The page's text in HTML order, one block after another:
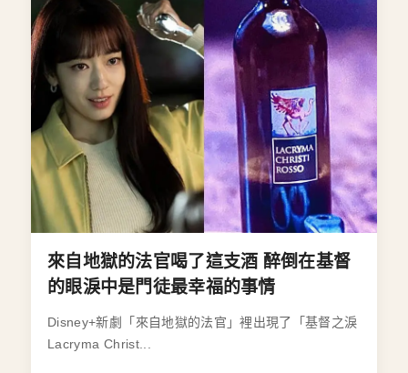
來自地獄的法官喝了這支酒 醉倒在基督
的眼淚中是門徒最幸福的事情
Disney+新劇「來自地獄的法官」裡出現了「基督之淚
Lacryma Christ...